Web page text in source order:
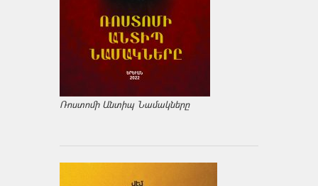
Ռոստոմի Անտիպ Նամակները